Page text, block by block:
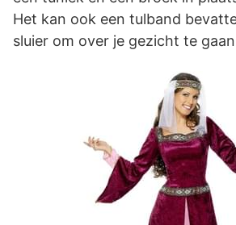
Het kan ook een tulband
sluier om over je gezicht te